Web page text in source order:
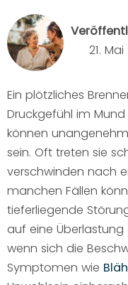
21.
Ein plötzliches
Druckgefühl im
können
sein. Oft treten sie
verschwinden nach
manchen Fällen
tieferliegende
auf eine
wenn sich die
Symptomen wie